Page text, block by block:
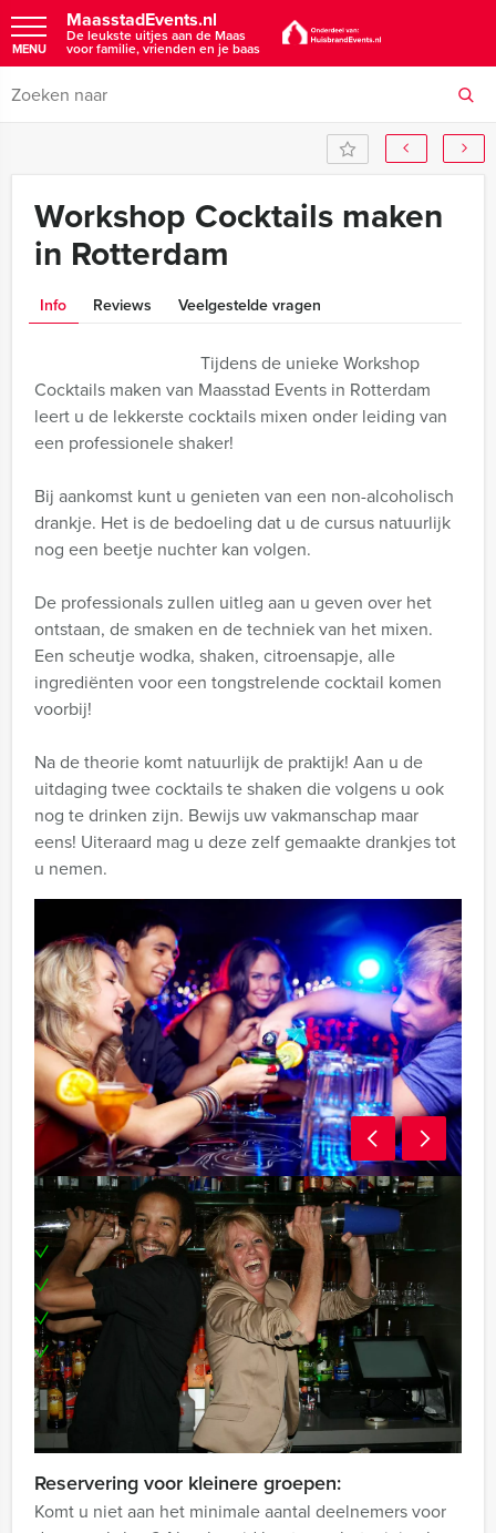
MaasstadEvents.nl
De leukste uitjes aan de Maas
voor familie, vrienden en je baas
MENU
Workshop Cocktails maken
in Rotterdam
Info Reviews Veelgestelde vragen
Tijdens de unieke Workshop
Cocktails maken van Maasstad Events in Rotterdam
leert u de lekkerste cocktails mixen onder leiding van
een professionele shaker!
Bij aankomst kunt u genieten van een non-alcoholisch
drankje. Het is de bedoeling dat u de cursus natuurlijk
nog een beetje nuchter kan volgen.
De professionals zullen uitleg aan u geven over het
ontstaan, de smaken en de techniek van het mixen.
Een scheutje wodka, shaken, citroensapje, alle
ingrediënten voor een tongstrelende cocktail komen
voorbij!
Na de theorie komt natuurlijk de praktijk! Aan u de
uitdaging twee cocktails te shaken die volgens u ook
nog te drinken zijn. Bewijs uw vakmanschap maar
eens! Uiteraard mag u deze zelf gemaakte drankjes tot
u nemen.
Inclusief:
Enthousiaste begeleiding
Welkomstdrankje
Het maken van de cocktails
Te boeken op uw gewenste dag en tijdstip!
Optioneel:
- Hapjes
Reservering voor kleinere groepen:
Komt u niet aan het minimale aantal deelnemers voor